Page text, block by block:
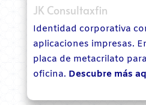
JK Consultaxfin
Identidad corporativa
aplicaciones impresas.
placa de metacrilato
oficina. Descubre más